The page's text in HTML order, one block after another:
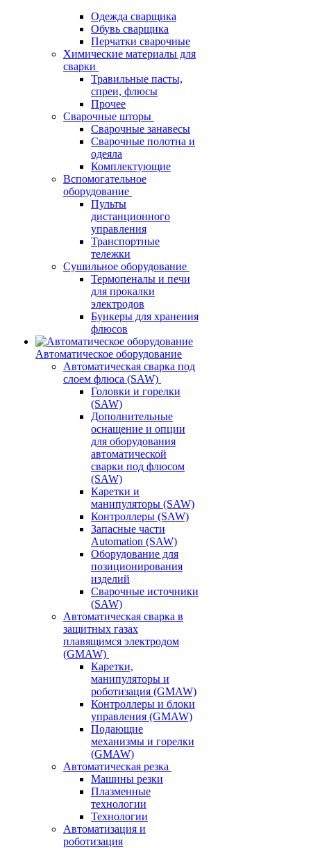
Одежда сварщика
Обувь сварщика
Перчатки сварочные
Химические материалы для
сварки
Травильные пасты,
спреи, флюсы
Прочее
Сварочные шторы
Сварочные занавесы
Сварочные полотна и
одеяла
Комплектующие
Вспомогательное
оборудование
Пульты
дистанционного
управления
Транспортные
тележки
Сушильное оборудование
Термопеналы и печи
для прокалки
электродов
Бункеры для хранения
флюсов
Автоматическое оборудование
Автоматическая сварка под
слоем флюса (SAW)
Головки и горелки
(SAW)
Дополнительные
оснащение и опции
для оборудования
автоматической
сварки под флюсом
(SAW)
Каретки и
манипуляторы (SAW)
Контроллеры (SAW)
Запасные части
Automation (SAW)
Оборудование для
позиционирования
изделий
Сварочные источники
(SAW)
Автоматическая сварка в
защитных газах
плавящимся электродом
(GMAW)
Каретки,
манипуляторы и
роботизация (GMAW)
Контроллеры и блоки
управления (GMAW)
Подающие
механизмы и горелки
(GMAW)
Автоматическая резка
Машины резки
Плазменные
технологии
Технологии
Автоматизация и
роботизация